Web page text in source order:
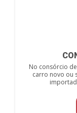
No consórcio
carro novo ou